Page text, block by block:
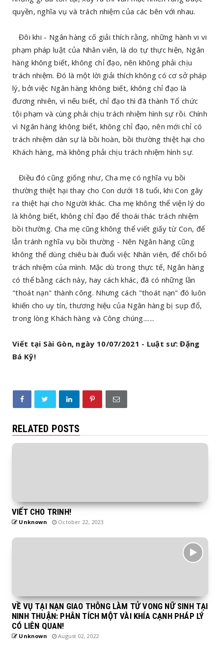
quyền, nghĩa vụ và trách nhiệm của các bên với nhau.
Đôi khi - Ngân hàng cố giải thích rằng, những hành vi vi
phạm pháp luật của Nhân viên, là do tự thực hiện, Ngân
hàng không biết, không chỉ đạo, nên không phải chịu
trách nhiệm. Đó là một lời giải thích không có cơ sở pháp
lý, bởi việc Ngân hàng không biết, không chỉ đạo là
đương nhiên, vì nếu biết, chỉ đạo thì đã thành Tổ chức
tội phạm và cùng phải chịu trách nhiệm hình sự rồi. Chính
vì Ngân hàng không biết, không chỉ đạo, nên mới chỉ có
trách nhiệm dân sự là bồi hoàn, bồi thường thiệt hại cho
Khách hàng, mà không phải chịu trách nhiệm hình sự.
Điều đó cũng giống như, Cha mẹ có nghĩa vụ bồi
thường thiệt hại thay cho Con dưới 18 tuổi, khi Con gây
ra thiệt hại cho Người khác. Cha mẹ không thể viện lý do
là không biết, không chỉ đạo để thoái thác trách nhiệm
bồi thường. Cha mẹ cũng không thể viết giấy từ Con, để
lẫn tránh nghĩa vụ bồi thường - Nên Ngân hàng cũng
không thể dùng chiêu bài đuổi việc Nhân viên, để chối bỏ
trách nhiệm của mình. Mặc dù trong thực tế, Ngân hàng
có thể bằng cách này, hay cách khác, đã có những lần
"thoát nạn" thành công. Nhưng cách "thoát nạn" đó luôn
khiến cho uy tín, thương hiệu của Ngân hàng bị sụp đổ,
trong lòng Khách hàng và Công chúng.......
Viết tại Sài Gòn, ngày 10/07/2021 - Luật sư: Đặng
Bá Kỹ!
RELATED POSTS
VIẾT CHO TRINH!
Unknown October 22, 2023
VỀ VỤ TẠI NẠN GIAO THÔNG LÀM TỬ VONG NỮ SINH TẠI
NINH THUẬN: PHÂN TÍCH MỘT VÀI KHÍA CẠNH PHÁP LÝ
CÓ LIÊN QUAN!
Unknown August 02, 2022